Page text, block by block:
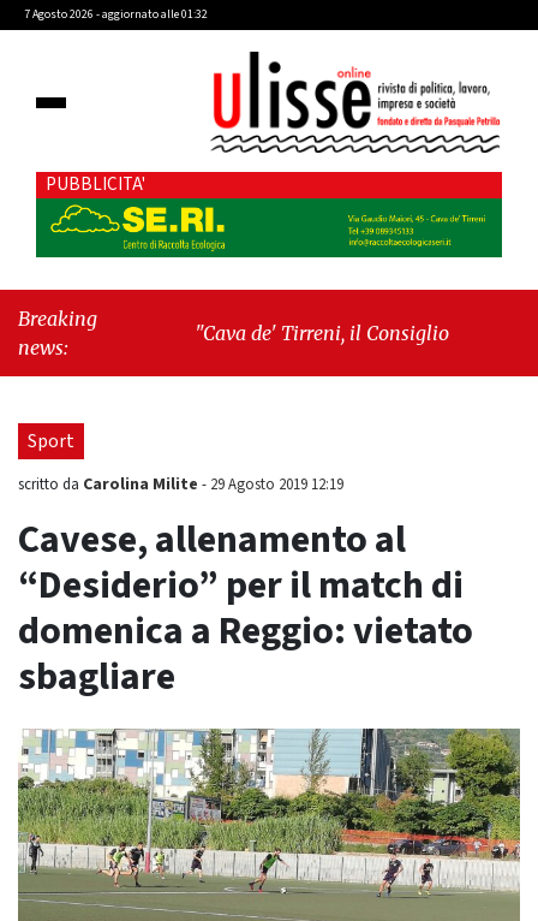
7 Agosto 2026 - aggiornato alle 01:32
PUBBLICITA'
Breaking
news:
"Cava de' Tirreni, il Consiglio comunale
Sport
scritto da Carolina Milite - 29 Agosto 2019 12:19
Cavese, allenamento al
“Desiderio” per il match di
domenica a Reggio: vietato
sbagliare